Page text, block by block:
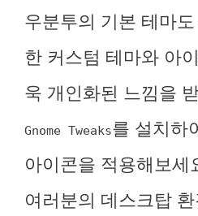
우분투의 기본 테마
한 커스텀 테마와 아
욱 개인화된 느낌을
Gnome Tweaks를 설치하
아이콘을 적용해보세
여러분의 데스크탑